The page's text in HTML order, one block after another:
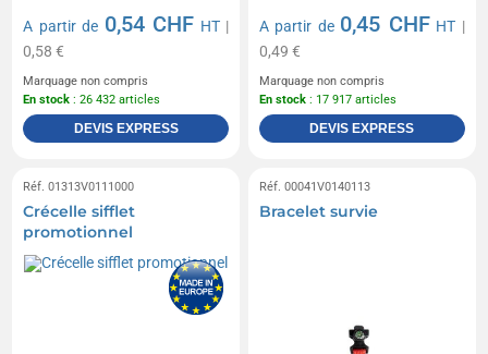
A partir de 0,54 CHF HT|
0,58 €
Marquage non compris
En stock : 26 432 articles
DEVIS EXPRESS
A partir de 0,45 CHF HT |
0,49 €
Marquage non compris
En stock : 17 917 articles
DEVIS EXPRESS
Réf. 01313V0111000
Crécelle sifflet
promotionnel
Réf. 00041V0140113
Bracelet survie